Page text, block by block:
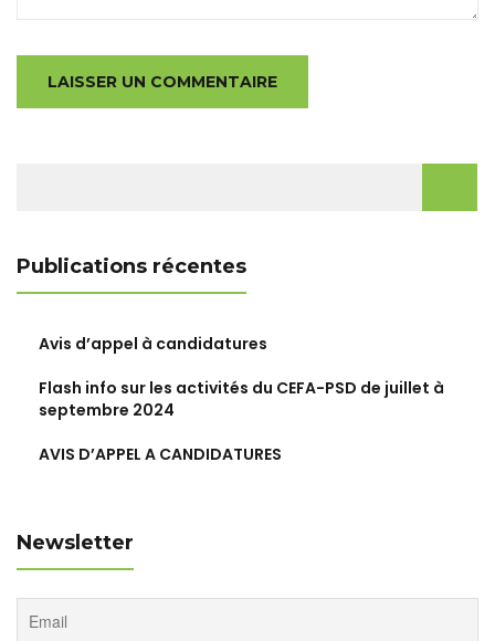
Publications récentes
Avis d’appel à candidatures
Flash info sur les activités du CEFA-PSD de juillet à
septembre 2024
AVIS D’APPEL A CANDIDATURES
Newsletter